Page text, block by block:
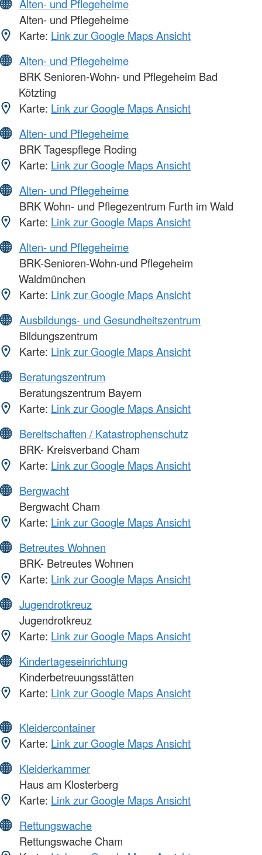
Alten- und Pflegeheime
Alten- und Pflegeheime
Karte: Link zur Google Maps Ansicht
Alten- und Pflegeheime
BRK Senioren-Wohn- und Pflegeheim Bad
Kötzting
Karte: Link zur Google Maps Ansicht
Alten- und Pflegeheime
BRK Tagespflege Roding
Karte: Link zur Google Maps Ansicht
Alten- und Pflegeheime
BRK Wohn- und Pflegezentrum Furth im Wald
Karte: Link zur Google Maps Ansicht
Alten- und Pflegeheime
BRK-Senioren-Wohn-und Pflegeheim
Waldmünchen
Karte: Link zur Google Maps Ansicht
Ausbildungs- und Gesundheitszentrum
Bildungszentrum
Karte: Link zur Google Maps Ansicht
Beratungszentrum
Beratungszentrum Bayern
Karte: Link zur Google Maps Ansicht
Bereitschaften / Katastrophenschutz
BRK- Kreisverband Cham
Karte: Link zur Google Maps Ansicht
Bergwacht
Bergwacht Cham
Karte: Link zur Google Maps Ansicht
Betreutes Wohnen
BRK- Betreutes Wohnen
Karte: Link zur Google Maps Ansicht
Jugendrotkreuz
Jugendrotkreuz
Karte: Link zur Google Maps Ansicht
Kindertageseinrichtung
Kinderbetreuungsstätten
Karte: Link zur Google Maps Ansicht
Kleidercontainer
Karte: Link zur Google Maps Ansicht
Kleiderkammer
Haus am Klosterberg
Karte: Link zur Google Maps Ansicht
Rettungswache
Rettungswache Cham